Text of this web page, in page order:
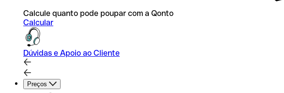
Calcule quanto pode poupar com a Qonto
Calcular
Dúvidas e Apoio ao Cliente
Preços